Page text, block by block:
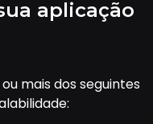
aplicação
mais dos seguintes